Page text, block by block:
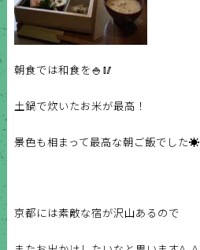
朝食では和食を🍚🥢
土鍋で炊いたお米が最高！
景色も相まって最高な朝ご飯でした☀️
京都には素敵な宿が沢山あるので